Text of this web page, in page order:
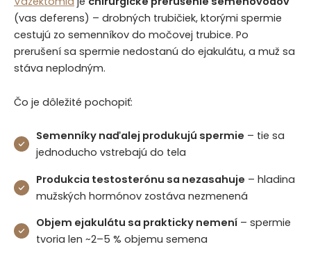
(vas deferens) – drobných trubičiek, ktorými spermie
cestujú zo semenníkov do močovej trubice. Po
prerušení sa spermie nedostanú do ejakulátu, a muž sa
stáva neplodným.
Čo je dôležité pochopiť:
Semenníky naďalej produkujú spermie – tie sa
jednoducho vstrebajú do tela
Produkcia testosterónu sa nezasahuje – hladina
mužských hormónov zostáva nezmenená
Objem ejakulátu sa prakticky nemení – spermie
tvoria len ~2–5 % objemu semena